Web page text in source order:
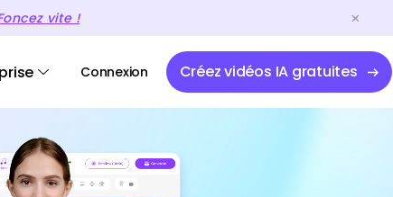
vite !
Connexion Créez vidéos IA gratuites